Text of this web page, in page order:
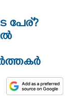
പേര്?